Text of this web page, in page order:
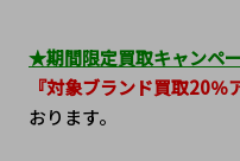
★期間限定買取キャンペ
『対象ブランド買取20％
おります。